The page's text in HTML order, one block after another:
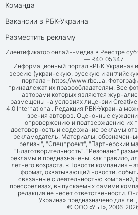
Команда
Вакансии в РБК-Украина
Разместить рекламу
Идентификатор онлайн-медиа в Реестре
— R40-05347
Информационный портал «РБК-Украина»
версию (украинскую, русскую и
портала – https://www.rbc.ua.
принадлежат их правообладателям. Все
авторами которых являются
размещены на условиях лицензии
4.0 International. Редакция РБК-Украина
зрения авторов. Оценочные
опровержению и подтверждению их
достоверность и содержание рекламы
рекламодатель. Материалы,
релизы", "Спецпроект", "Партнерский
"Благотворительность", "Резонанс"
рекламы и предназначены, как правило,
летнего возраста. «Новости компании» –
формат, охватывающий новости,
связанные с деятельностью компаний,
прессрелизах, выпускаемых самими
редакция не несет ответственности.
Украина» предназначено для лиц
© ООО «УБТ», 2006-